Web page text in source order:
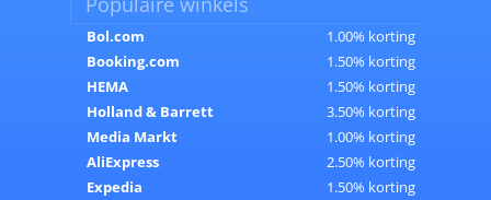
Bol.com
1.00% korting
Booking.com
1.50% korting
HEMA
1.50% korting
Holland & Barrett
3.50% korting
Media Markt
1.00% korting
AliExpress
2.50% korting
Expedia
1.50% korting